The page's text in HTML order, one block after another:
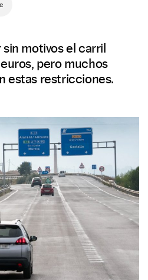
motivos el carril
pero muchos
estas restricciones.